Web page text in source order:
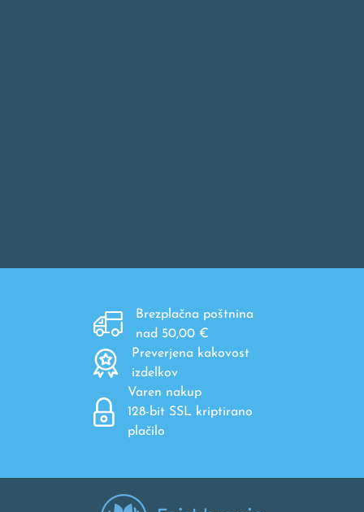
Brezplačna poštnina
nad 50,00 €
Preverjena kakovost
izdelkov
Varen nakup
128-bit SSL kriptirano
plačilo